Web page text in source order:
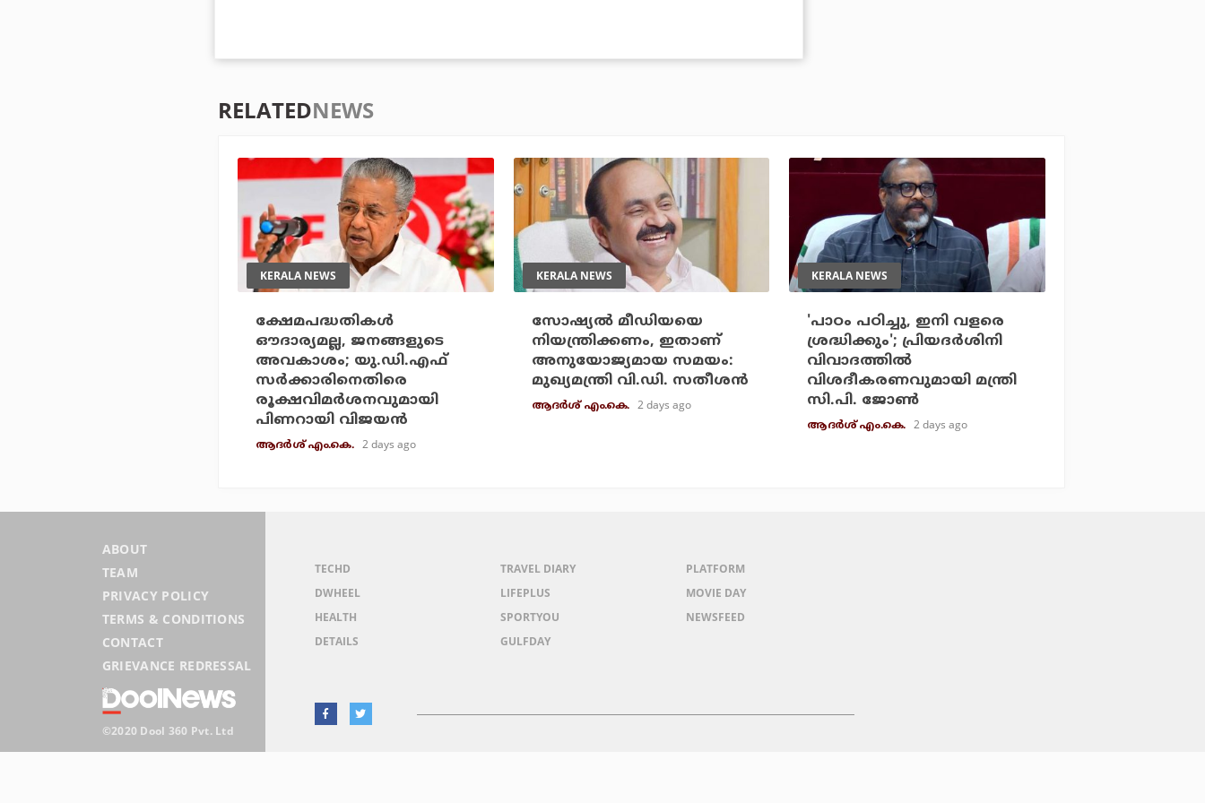
RELATEDNEWS
KERALA NEWS
ക്ഷേമപദ്ധതികള്‍
ഔദാര്യമല്ല, ജനങ്ങളുടെ
അവകാശം; യു.ഡി.എഫ്
സര്‍ക്കാരിനെതിരെ
രൂക്ഷവിമര്‍ശനവുമായി
പിണറായി വിജയന്‍
ആദർശ് എം.കെ. 2 days ago
KERALA NEWS
സോഷ്യല്‍ മീഡിയയെ
നിയന്ത്രിക്കണം, ഇതാണ്
അനുയോജ്യമായ സമയം:
മുഖ്യമന്ത്രി വി.ഡി. സതീശന്‍
ആദർശ് എം.കെ. 2 days ago
KERALA NEWS
'പാഠം പഠിച്ചു, ഇനി വളരെ
ശ്രദ്ധിക്കും'; പ്രിയദര്‍ശിനി
വിവാദത്തില്‍
വിശദീകരണവുമായി മന്ത്രി
സി.പി. ജോണ്‍
ആദർശ് എം.കെ. 2 days ago
ABOUT
TEAM
PRIVACY POLICY
TERMS & CONDITIONS
CONTACT
GRIEVANCE REDRESSAL
©2020 Dool 360 Pvt. Ltd
TECHD
DWHEEL
HEALTH
DETAILS
TRAVEL DIARY
LIFEPLUS
SPORTYOU
GULFDAY
PLATFORM
MOVIE DAY
NEWSFEED